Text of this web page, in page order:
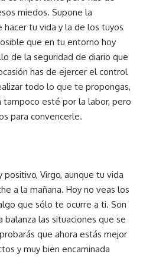
miedos. Supone la
tu vida y la de los tuyos
que en tu entorno hoy
de la seguridad de diario que
has de ejercer el control
todo lo que te propongas,
tampoco esté por la labor, pero
para convencerle.
positivo, Virgo, aunque tu vida
a la mañana. Hoy no veas los
que sólo te ocurre a ti. Son
balanza las situaciones que se
que ahora estás mejor
y muy bien encaminada